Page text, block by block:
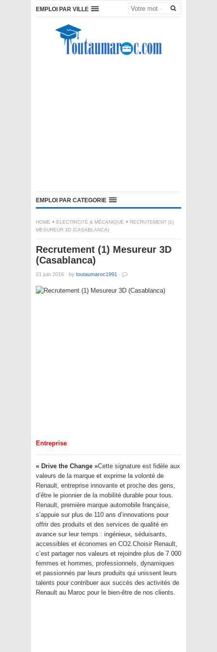
EMPLOI PAR VILLE
EMPLOI PAR CATEGORIE
HOME ELECTRICITÉ & MÉCANIQUE
RECRUTEMENT (1)
MESUREUR 3D (CASABLANCA)
Recrutement (1) Mesureur 3D
(Casablanca)
21 juin 2016 · by toutaumaroc1991 ·
Entreprise
« Drive the Change »Cette signature est fidèle aux
valeurs de la marque et exprime la volonté de
Renault, entreprise innovante et proche des gens,
d’être le pionnier de la mobilité durable pour tous.
Renault, première marque automobile française,
s’appuie sur plus de 110 ans d’innovations pour
offrir des produits et des services de qualité en
avance sur leur temps : ingénieux, séduisants,
accessibles et économes en CO2.Choisir Renault,
c’est partager nos valeurs et rejoindre plus de 7 000
femmes et hommes, professionnels, dynamiques
et passionnés par leurs produits qui unissent leurs
talents pour contribuer aux succès des activités de
Renault au Maroc pour le bien-être de nos clients.